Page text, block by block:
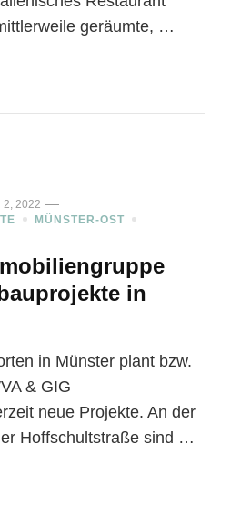
geräumte, …
2, 2022
MÜNSTER-OST
in
in Münster plant bzw.
& GIG
neue Projekte. An der
Hoffschultstraße sind …